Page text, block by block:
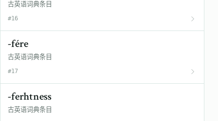
古英语词典条目
#16
-fére
古英语词典条目
#17
-ferhtness
古英语词典条目